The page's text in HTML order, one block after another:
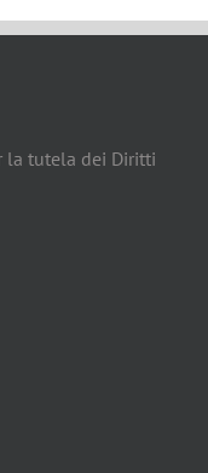
la tutela dei Diritti